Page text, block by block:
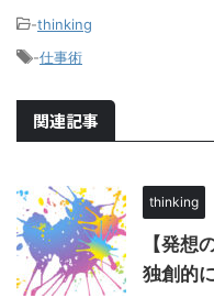
-thinking
-仕事術
関連記事
thinking
【発想
独創的